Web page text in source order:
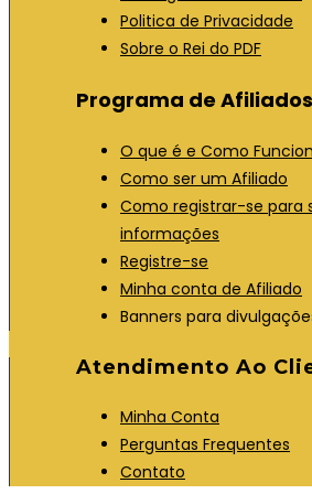
Politica de Privacidade
Sobre o Rei do PDF
Programa de Afiliados
O que é e Como
Como ser um Afiliado
Como registrar-se para
informações
Registre-se
Minha conta de Afiliado
Banners para
Atendimento Ao
Minha Conta
Perguntas Frequentes
Contato